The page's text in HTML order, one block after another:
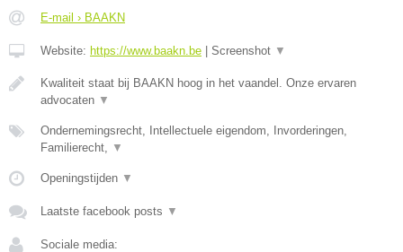
E-mail › BAAKN
Website: https://www.baakn.be Screenshot ▼
Kwaliteit staat bij BAAKN hoog in het vaandel. Onze ervaren
advocaten ▼
Ondernemingsrecht, Intellectuele eigendom, Invorderingen,
Familierecht,
▼
Openingstijden ▼
Laatste facebook posts ▼
Sociale media: